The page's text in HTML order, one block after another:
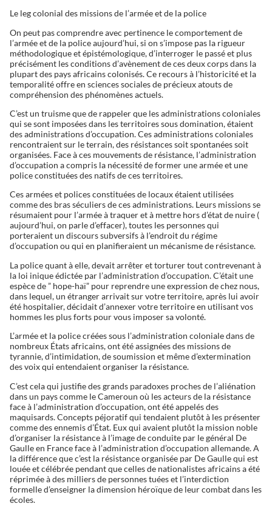
Le leg colonial des missions de l’armée et de la police
On peut pas comprendre avec pertinence le comportement de
l’armée et de la police aujourd’hui, si on s’impose pas la rigueur
méthodologique et épistémologique, d’interroger le passé et plus
précisément les conditions d’avènement de ces deux corps dans la
plupart des pays africains colonisés. Ce recours à l’historicité et la
temporalité offre en sciences sociales de précieux atouts de
compréhension des phénomènes actuels.
C’est un truisme que de rappeler que les administrations coloniales
qui se sont imposées dans les territoires sous domination, étaient
des administrations d’occupation. Ces administrations coloniales
rencontraient sur le terrain, des résistances soit spontanées soit
organisées. Face à ces mouvements de résistance, l’administration
d’occupation a compris la nécessité de former une armée et une
police constituées des natifs de ces territoires.
Ces armées et polices constituées de locaux étaient utilisées
comme des bras séculiers de ces administrations. Leurs missions se
résumaient pour l’armée à traquer et à mettre hors d’état de nuire (
aujourd’hui, on parle d’effacer), toutes les personnes qui
porteraient un discours subversifs à l’endroit du régime
d’occupation ou qui en planifieraient un mécanisme de résistance.
La police quant à elle, devait arrêter et torturer tout contrevenant à
la loi inique édictée par l’administration d’occupation. C’était une
espèce de ” hope-haï” pour reprendre une expression de chez nous,
dans lequel, un étranger arrivait sur votre territoire, après lui avoir
été hospitalier, décidait d’annexer votre territoire en utilisant vos
hommes les plus forts pour vous imposer sa volonté.
L’armée et la police créées sous l’administration coloniale dans de
nombreux États africains, ont été assignées des missions de
tyrannie, d’intimidation, de soumission et même d’extermination
des voix qui entendaient organiser la résistance.
C’est cela qui justifie des grands paradoxes proches de l’aliénation
dans un pays comme le Cameroun où les acteurs de la résistance
face à l’administration d’occupation, ont été appelés des
maquisards. Concepts péjoratif qui tendaient plutôt à les présenter
comme des ennemis d’État. Eux qui avaient plutôt la mission noble
d’organiser la résistance à l’image de conduite par le général De
Gaulle en France face à l’administration d’occupation allemande. A
la différence que c’est la résistance organisée par De Gaulle qui est
louée et célébrée pendant que celles de nationalistes africains a été
réprimée à des milliers de personnes tuées et l’interdiction
formelle d’enseigner la dimension héroïque de leur combat dans les
écoles.